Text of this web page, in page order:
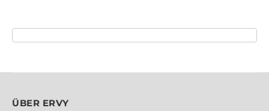
ÜBER ERVY